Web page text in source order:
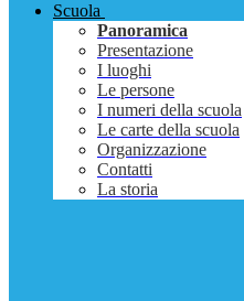
Scuola
Panoramica
Presentazione
I luoghi
Le persone
I numeri della scuola
Le carte della scuola
Organizzazione
Contatti
La storia